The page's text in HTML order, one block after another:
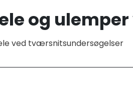
og
ved tværsnitsundersøgelser